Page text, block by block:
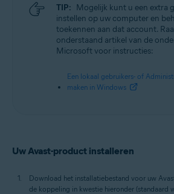
TIP: Mogelijk kunt u een extra
instellen op uw computer en
toekennen aan dat account.
onderstaand artikel van de
Microsoft voor instructies:
Een lokaal gebruikers- of
maken in Windows
Uw Avast-product installeren
Download het installatiebestand voor uw
de koppeling in kwestie hieronder (standaard